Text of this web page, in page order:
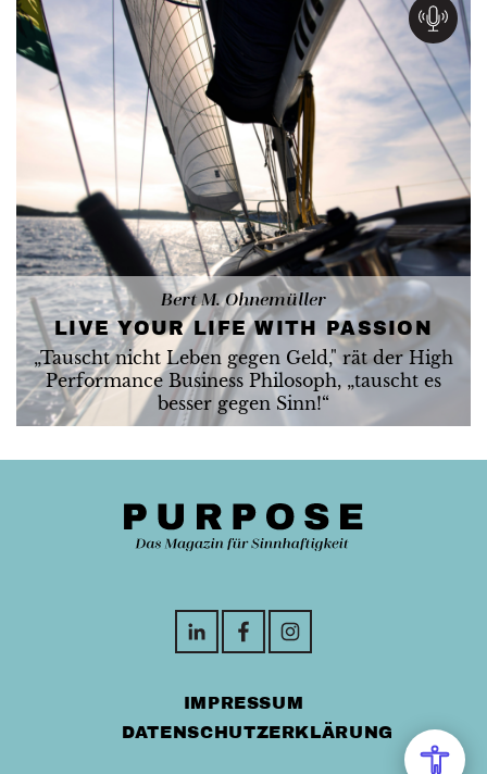
Bert M. Ohnemüller
LIVE YOUR LIFE WITH PASSION
„Tauscht nicht Leben gegen Geld," rät der High
Performance Business Philosoph, „tauscht es
besser gegen Sinn!“
IMPRESSUM
DATENSCHUTZERKLÄRUNG